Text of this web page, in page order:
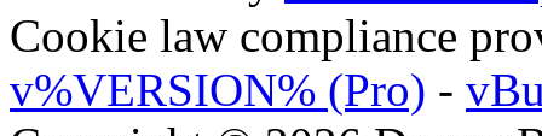
Cookie law compliance
v%VERSION% (Pro) -